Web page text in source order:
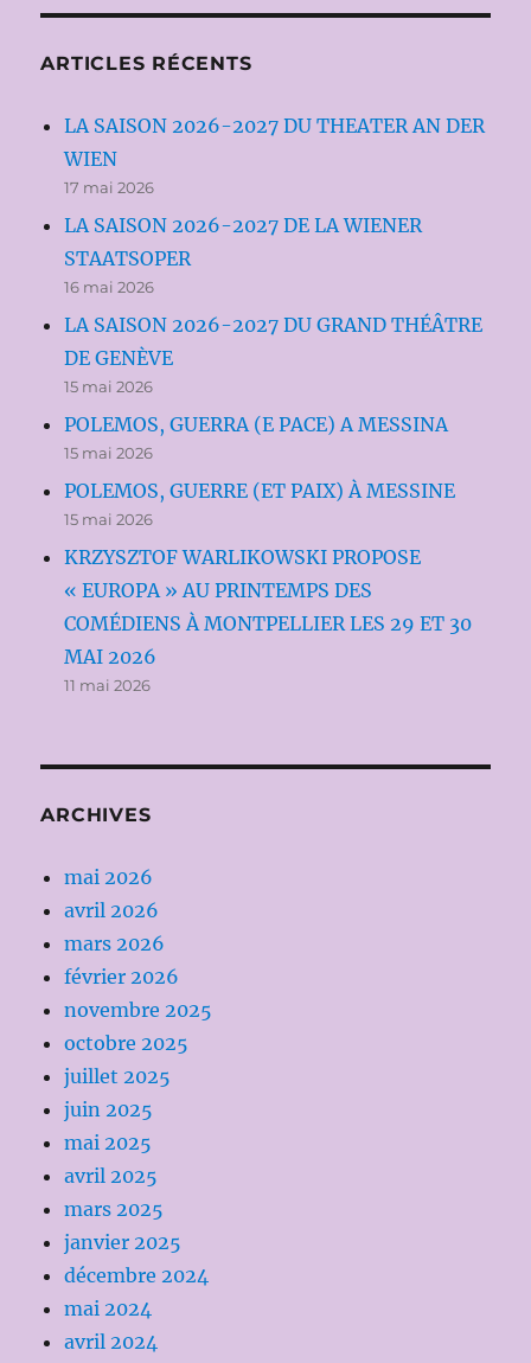
ARTICLES RÉCENTS
LA SAISON 2026-2027 DU THEATER AN DER
WIEN
17 mai 2026
LA SAISON 2026-2027 DE LA WIENER
STAATSOPER
16 mai 2026
LA SAISON 2026-2027 DU GRAND THÉÂTRE
DE GENÈVE
15 mai 2026
POLEMOS, GUERRA (E PACE) A MESSINA
15 mai 2026
POLEMOS, GUERRE (ET PAIX) À MESSINE
15 mai 2026
KRZYSZTOF WARLIKOWSKI PROPOSE
« EUROPA » AU PRINTEMPS DES
COMÉDIENS À MONTPELLIER LES 29 ET 30
MAI 2026
11 mai 2026
ARCHIVES
mai 2026
avril 2026
mars 2026
février 2026
novembre 2025
octobre 2025
juillet 2025
juin 2025
mai 2025
avril 2025
mars 2025
janvier 2025
décembre 2024
mai 2024
avril 2024